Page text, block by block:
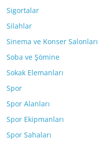
Sigortalar
Silahlar
Sinema ve Konser Salonları
Soba ve Şömine
Sokak Elemanları
Spor
Spor Alanları
Spor Ekipmanları
Spor Sahaları